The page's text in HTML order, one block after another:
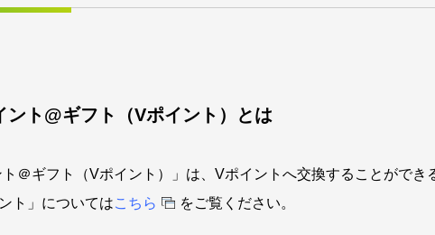
ント@ギフト（Vポイント）とは
ト＠ギフト（Vポイント）」は、Vポイントへ交換することができ
ト」についてはこちら をご覧ください。